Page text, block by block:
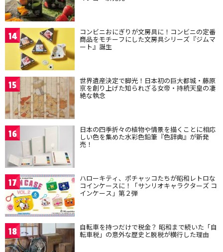
14 コンビニおにぎりが文房具に！コンビニの定番
商品をモチーフにした文房具シリーズ『ジムマ
ート』誕生
15 世界遺産決定で脚光！日本初の巨大都城・藤原
京を創り上げた知られざる女帝・持統天皇の凄
絶な執念
16 日本の四季折々の植物や情景を描くことに相応
しい色を集めた水彩色鉛筆『色辞典』が新発
売！
17 ハローキティ、ポチャッコたちが昭和レトロな
コインケースに！「サンリオキャラクターズ コ
インケース」第２弾
18 自転車を持つだけで税金？ 昭和まで続いた「自
転車税」の意外な歴史と脱税が横行した理由